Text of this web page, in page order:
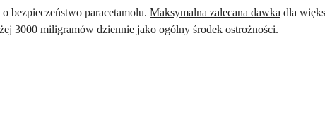
bezpieczeństwo paracetamolu. Maksymalna zalecana dawka dla
3000 miligramów dziennie jako ogólny środek ostrożności.